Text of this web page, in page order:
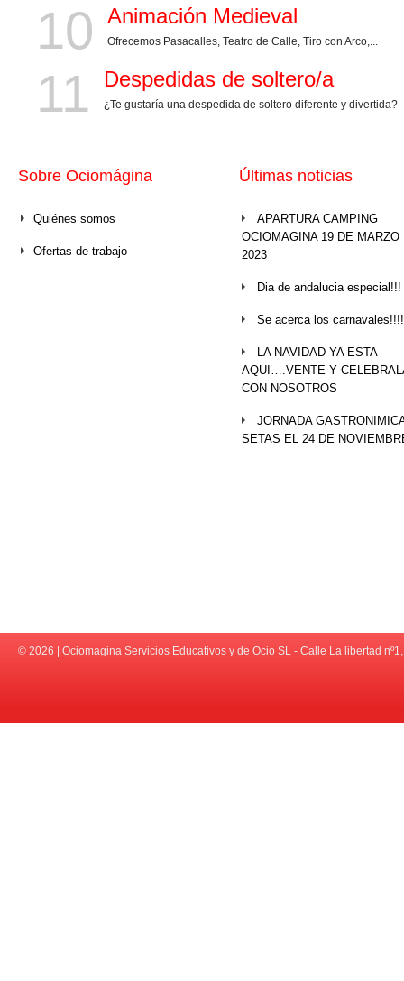
10 Animación Medieval
Ofrecemos Pasacalles, Teatro de Calle, Tiro con Arco,...
11 Despedidas de soltero/a
¿Te gustaría una despedida de soltero diferente y divertida?
Sobre Ociomágina
Quiénes somos
Ofertas de trabajo
Últimas noticias
APARTURA CAMPING
OCIOMAGINA 19 DE MARZO
2023
Dia de andalucia especial!!!
Se acerca los
LA NAVIDAD YA ESTA
AQUI….VENTE Y
CON NOSOTROS
JORNADA
SETAS EL 24 DE
© 2026 | Ociomagina Servicios Educativos y de Ocio SL - Calle La